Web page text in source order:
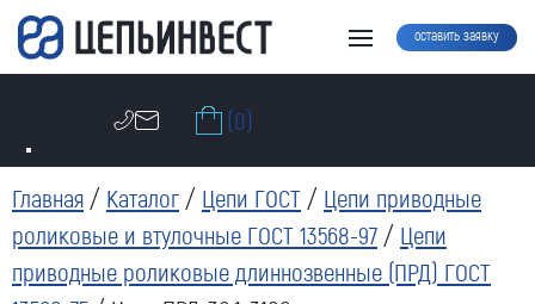
оставить заявку
(0)
Главная / Каталог / Цепи ГОСТ / Цепи приводные
роликовые и втулочные ГОСТ 13568-97 / Цепи
приводные роликовые длиннозвенные (ПРД) ГОСТ